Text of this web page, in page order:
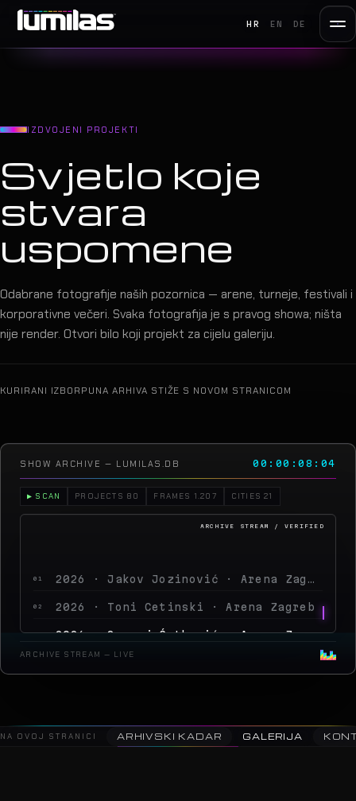
HR EN DE
IZDVOJENI PROJEKTI
Svjetlo koje
stvara
uspomene
Odabrane fotografije naših pozornica — arene, turneje, festivali i
korporativne večeri. Svaka fotografija je s pravog showa; ništa
nije render. Otvori bilo koji projekt za cijelu galeriju.
KURIRANI IZBORPUNA ARHIVA STIŽE S NOVOM STRANICOM
SHOW ARCHIVE — LUMILAS.DB 00:00:10:18
▶ SCAN PROJECTS 80 FRAMES 1.207 CITIES 21
02 2026 · Toni Cetinski · Arena Zagreb
03 2026 · Sergej Ćetković · Arena Zagreb
2026 · Peđa Jovanović · Arena Zagreb
ARCHIVE STREAM — LIVE
NA OVOJ STRANICI ARHIVSKI KADAR GALERIJA